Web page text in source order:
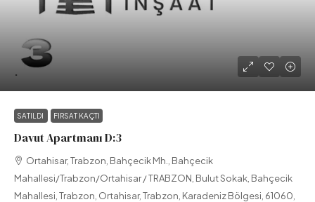
.
SATILDI FIRSAT KAÇTI
Davut Apartmanı D:3
Ortahisar, Trabzon, Bahçecik Mh., Bahçecik
Mahallesi/Trabzon/Ortahisar / TRABZON, Bulut Sokak, Bahçecik
Mahallesi, Trabzon, Ortahisar, Trabzon, Karadeniz Bölgesi, 61060,